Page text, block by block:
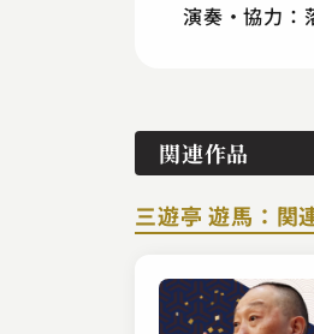
演奏・協力：
関連作品
三遊亭 遊馬：関